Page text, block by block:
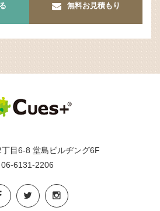
無料お見積もり
目6-8 堂島ビルヂング6F
6131-2206